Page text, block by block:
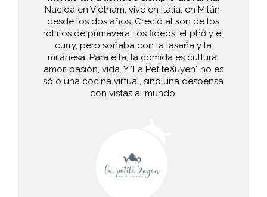
Nacida en Vietnam, vive en Italia, en Milán,
desde los dos años. Creció al son de los
rollitos de primavera, los fideos, el phở y el
curry, pero soñaba con la lasaña y la
milanesa. Para ella, la comida es cultura,
amor, pasión, vida. Y "La PetiteXuyen" no es
sólo una cocina virtual, sino una despensa
con vistas al mundo.